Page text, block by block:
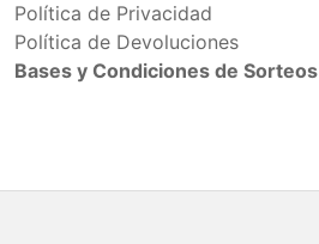
Política de Privacidad
Política de Devoluciones
Bases y Condiciones de Sorteos